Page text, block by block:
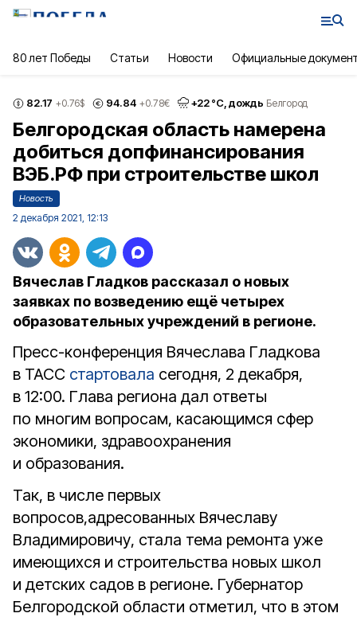
80 лет Победы Статьи Новости Официальные
82.17 +0.76$ 94.84 +0.78€ +22°С, дождь Белгород
Белгородская область намерена
добиться допфинансирования
ВЭБ.РФ при строительстве школ
Новость
2 декабря 2021, 12:13
Вячеслав Гладков рассказал о новых
заявках по возведению ещё четырех
образовательных учреждений в регионе.
Пресс-конференция Вячеслава Гладкова
в ТАСС стартовала сегодня, 2 декабря,
в 12:00. Глава региона дал ответы
по многим вопросам, касающимся сфер
экономики, здравоохранения
и образования.
Так, в числе первых
вопросов,адресованных Вячеславу
Владимировичу, стала тема ремонта уже
имеющихся и строительства новых школ
и детских садов в регионе. Губернатор
Белгородской области отметил, что в этом